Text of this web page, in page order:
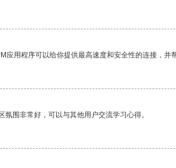
应用程序可以给你提供最高速度和安全性的连接，并
氛围非常好，可以与其他用户交流学习心得。